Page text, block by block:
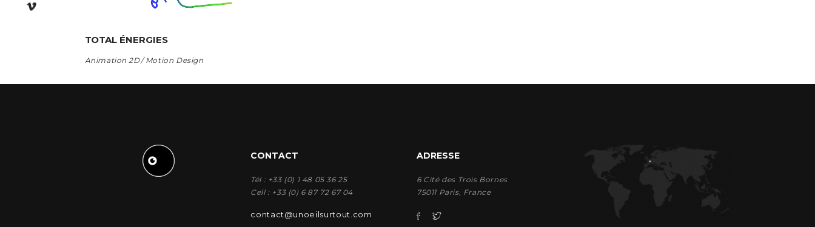
TOTAL ÉNERGIES
Animation 2D Motion Design
CONTACT
Tél : +33 (0) 1 48 05 36 25
Cell : +33 (0) 6 87 72 67 04
contact@unoeilsurtout.com
ADRESSE
6 Cité des Trois Bornes
75011 Paris, France